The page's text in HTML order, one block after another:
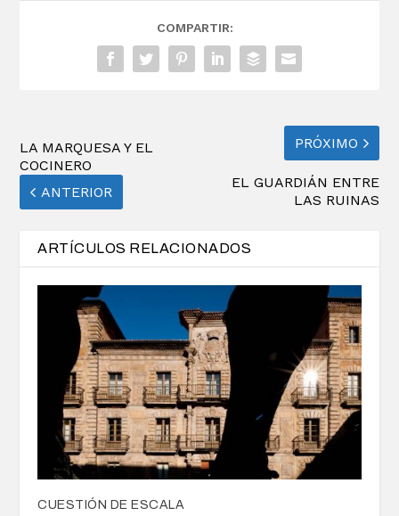
COMPARTIR:
LA MARQUESA Y EL
COCINERO
ANTERIOR
PRÓXIMO
EL GUARDIÁN ENTRE
LAS RUINAS
ARTÍCULOS RELACIONADOS
CUESTIÓN DE ESCALA